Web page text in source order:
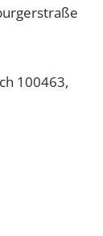
100463,
von